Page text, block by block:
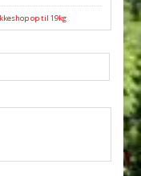
op til 19kg